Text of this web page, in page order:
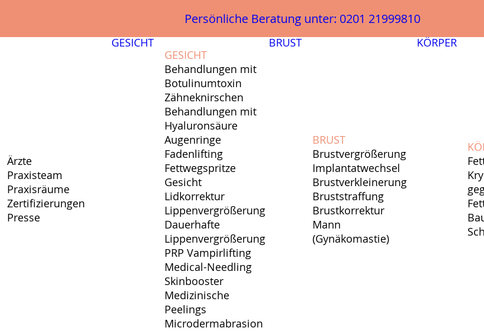
Persönliche Beratung unter: 0201 21999810
Ärzte
Praxisteam
Praxisräume
Zertifizierungen
Presse
GESICHT
GESICHT
Behandlungen mit
Botulinumtoxin
Zähneknirschen
Behandlungen mit
Hyaluronsäure
Augenringe
Fadenlifting
Fettwegspritze
Gesicht
Lidkorrektur
Lippenvergrößerung
Dauerhafte
Lippenvergrößerung
PRP Vampirlifting
Medical-Needling
Skinbooster
Medizinische
Peelings
Microdermabrasion
BRUST
BRUST
Brustvergrößerung
Implantatwechsel
Brustverkleinerung
Bruststraffung
Brustkorrektur
Mann
(Gynäkomastie)
KÖRPER